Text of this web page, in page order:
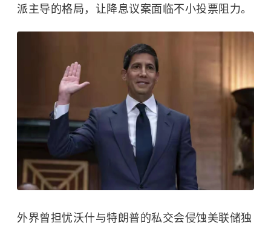
派主导的格局，让降息议案面临不小投票阻力。
外界曾担忧沃什与特朗普的私交会侵蚀美联储独